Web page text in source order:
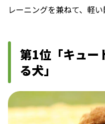
レーニングを兼ねて、軽い
第1位「キュー
る犬」